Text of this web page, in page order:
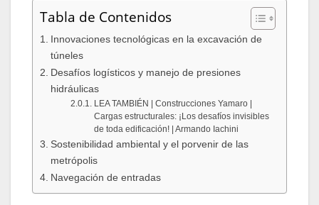
Tabla de Contenidos
Innovaciones tecnológicas en la excavación de
túneles
Desafíos logísticos y manejo de presiones
hidráulicas
LEA TAMBIÉN | Construcciones Yamaro |
Cargas estructurales: ¡Los desafíos invisibles
de toda edificación! | Armando Iachini
Sostenibilidad ambiental y el porvenir de las
metrópolis
Navegación de entradas